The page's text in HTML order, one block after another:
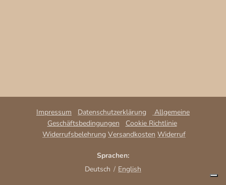
Impressum Datenschutzerklärung
Allgemeine
Geschäftsbedingungen
Cookie Richtlinie
Widerrufsbelehrung Versandkosten Widerruf
Sprachen
Deutsch
English